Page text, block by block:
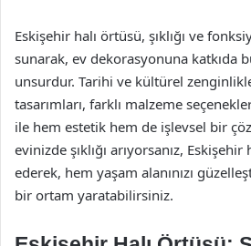
Eskişehir halı örtüsü, şıklığı ve
sunarak, ev dekorasyonuna katkıda
unsurdur. Tarihi ve kültürel
tasarımları, farklı malzeme
ile hem estetik hem de işlevsel bir
evinizde şıklığı arıyorsanız,
ederek, hem yaşam alanınızı
bir ortam yaratabilirsiniz.